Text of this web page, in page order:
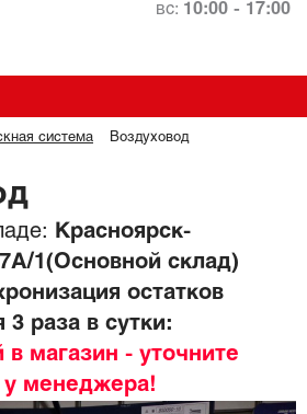
вс: 10:00 - 17:00
система Воздуховод
Красноярск-
1(Основной склад)
остатков
3 раза в сутки:
магазин - уточните
у менеджера!